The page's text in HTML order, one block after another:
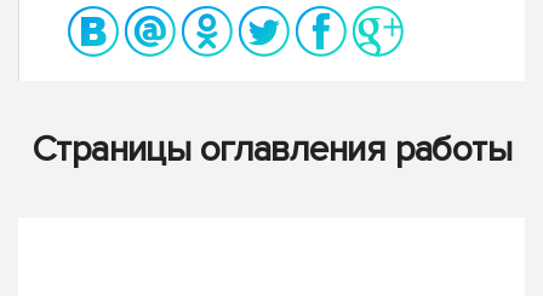
Страницы оглавления работы